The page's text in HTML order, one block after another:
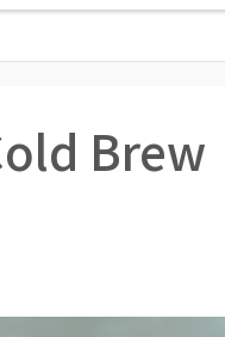
Brew